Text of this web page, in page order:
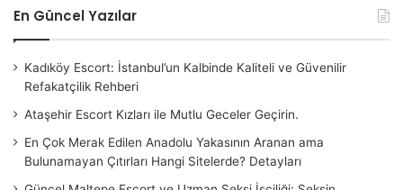
En Güncel Yazılar
Kadıköy Escort: İstanbul’un Kalbinde Kaliteli ve Güvenilir
Refakatçilik Rehberi
Ataşehir Escort Kızları ile Mutlu Geceler Geçirin.
En Çok Merak Edilen Anadolu Yakasının Aranan ama
Bulunamayan Çıtırları Hangi Sitelerde? Detayları